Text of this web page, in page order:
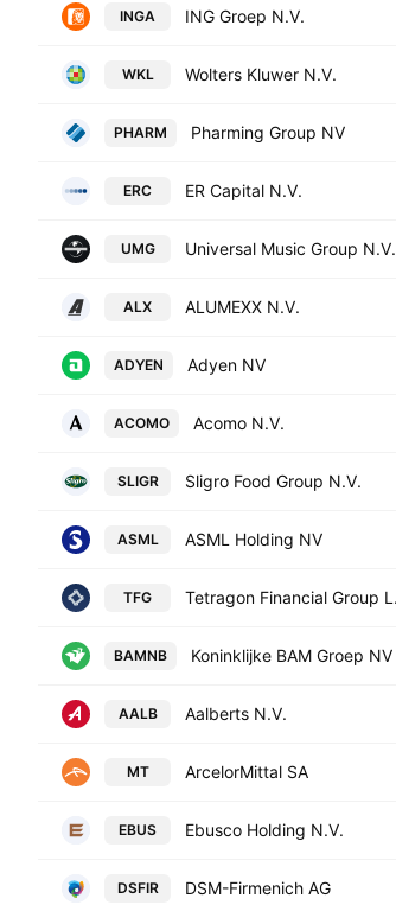
INGA ING Groep N.V.
WKL Wolters Kluwer N.V.
PHARM Pharming Group NV
ERC ER Capital N.V.
UMG Universal Music Group N.V.
ALX ALUMEXX N.V.
ADYEN Adyen NV
ACOMO Acomo N.V.
SLIGR Sligro Food Group N.V.
ASML ASML Holding NV
TFG
BAMNB Koninklijke BAM Groep NV
AALB Aalberts N.V.
MT ArcelorMittal SA
EBUS Ebusco Holding N.V.
DSFIR DSM-Firmenich AG